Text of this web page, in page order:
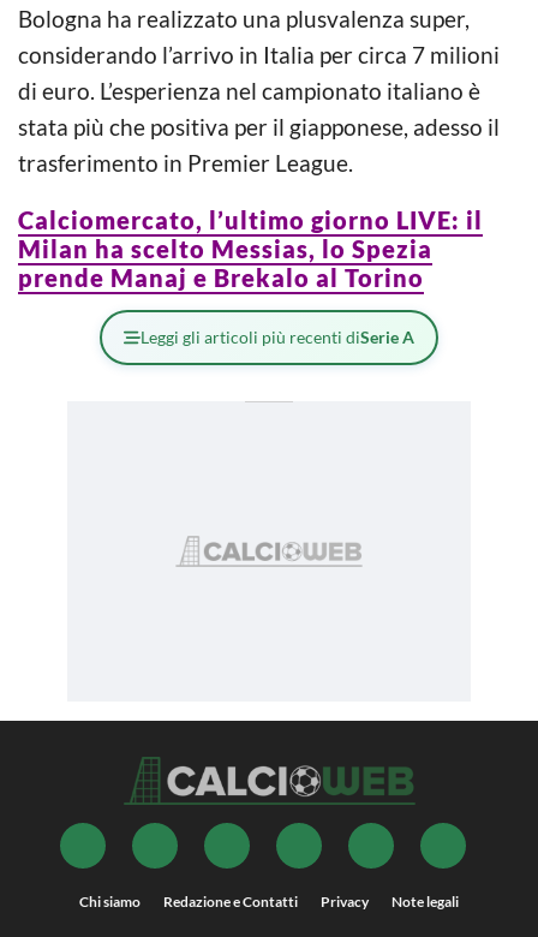
Bologna ha realizzato una plusvalenza super,
considerando l’arrivo in Italia per circa 7 milioni
di euro. L’esperienza nel campionato italiano è
stata più che positiva per il giapponese, adesso il
trasferimento in Premier League.
Calciomercato, l’ultimo giorno LIVE: il
Milan ha scelto Messias, lo Spezia
prende Manaj e Brekalo al Torino
Leggi gli articoli più recenti diSerie A
Chi siamo Redazione e Contatti Privacy Note legali